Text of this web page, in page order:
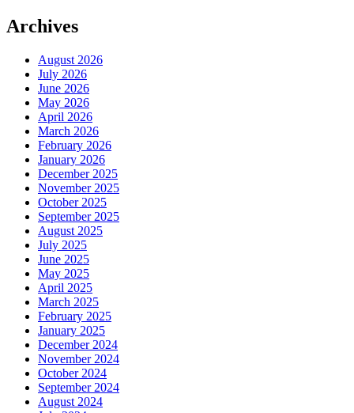
Archives
August 2026
July 2026
June 2026
May 2026
April 2026
March 2026
February 2026
January 2026
December 2025
November 2025
October 2025
September 2025
August 2025
July 2025
June 2025
May 2025
April 2025
March 2025
February 2025
January 2025
December 2024
November 2024
October 2024
September 2024
August 2024